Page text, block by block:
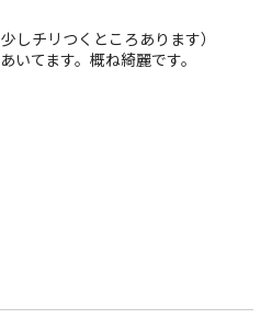
しチリつくところあります）
いてます。概ね綺麗です。